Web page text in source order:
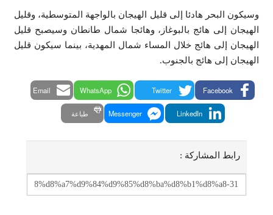
وسيكون البحر هادئا إلى قليل الهيجان بالواجهة المتوسطية، وقليل
الهيجان إلى هائج بالبوغاز، وهائجا شمال طانطان وسيصبح قليل
الهيجان إلى هائج خلال المساء شمال المهدية، بينما سيكون قليل
الهيجان إلى هائج بالجنوب.
Facebook
Twitter
WhatsApp
Email
LinkedIn
Messenger طباعة
رابط المشاركة :